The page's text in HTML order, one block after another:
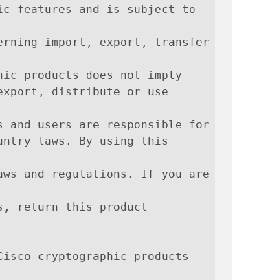
features and is subject to
import, export, transfer
products does not imply
distribute or use
users are responsible for
laws. By using this
and regulations. If you are
return this product
cryptographic products